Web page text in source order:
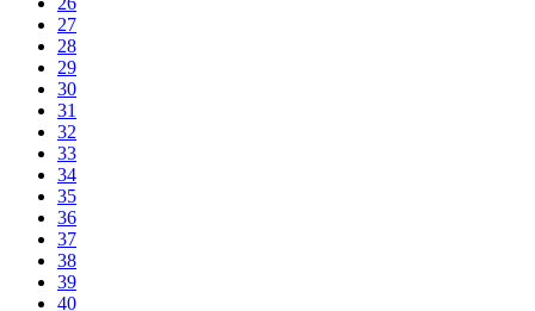
27
28
29
30
31
32
33
34
35
36
37
38
39
40